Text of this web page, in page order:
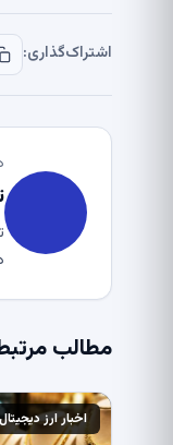
اشتراک‌گذاری:
مطالب
اخبار ارز دیجیتال